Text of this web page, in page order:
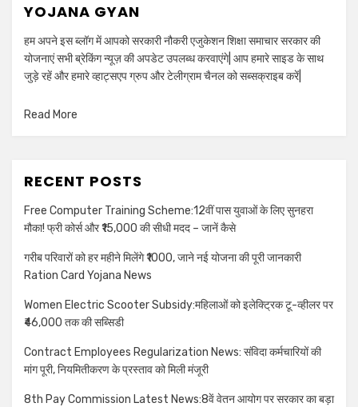
YOJANA GYAN
हम अपने इस ब्लॉग में आपको सरकारी नौकरी एजुकेशन शिक्षा समाचार सरकार की
योजनाएं सभी ब्रेकिंग न्यूज़ की अपडेट उपलब्ध करवाएंगे| आप हमारे साइड के साथ
जुड़े रहें और हमारे व्हाट्सएप ग्रुप और टेलीग्राम चैनल को सब्सक्राइब करें|
Read More
RECENT POSTS
Free Computer Training Scheme:12वीं पास युवाओं के लिए सुनहरा
मौका! फ्री कोर्स और ₹15,000 की सीधी मदद – जानें कैसे
गरीब परिवारों को हर महीने मिलेंगे ₹1000, जाने नई योजना की पूरी जानकारी
Ration Card Yojana News
Women Electric Scooter Subsidy:महिलाओं को इलेक्ट्रिक टू-व्हीलर पर
₹46,000 तक की सब्सिडी
Contract Employees Regularization News: संविदा कर्मचारियों की
मांग पूरी, नियमितीकरण के प्रस्ताव को मिली मंजूरी
8th Pay Commission Latest News:8वें वेतन आयोग पर सरकार का बड़ा